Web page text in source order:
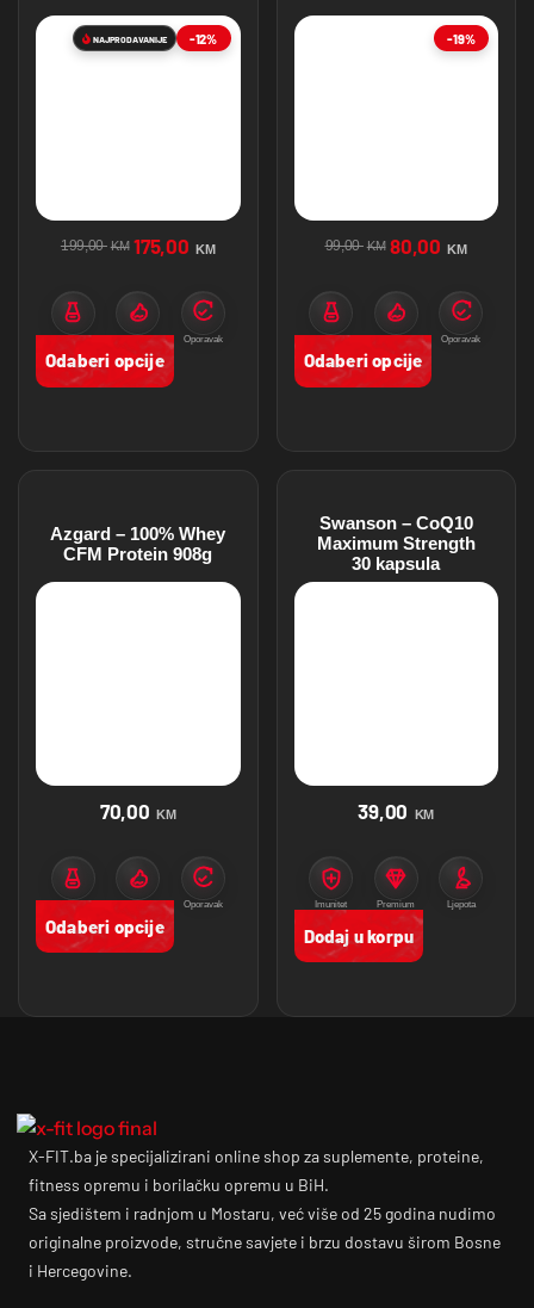
-12%
NAJPRODAVANIJE
199,00 KM 175,00 KM
Protein Mišićna masa Oporavak
Odaberi opcije
-19%
99,00 KM 80,00 KM
Protein Mišićna masa Oporavak
Odaberi opcije
Azgard – 100% Whey
CFM Protein 908g
70,00 KM
Protein Mišićna masa Oporavak
Odaberi opcije
Swanson – CoQ10
Maximum Strength
30 kapsula
39,00 KM
Imunitet
Premium
proizvodi
Ljepota
Dodaj u korpu
X-FIT.ba je specijalizirani online shop za suplemente, proteine,
fitness opremu i borilačku opremu u BiH.
Sa sjedištem i radnjom u Mostaru, već više od 25 godina nudimo
originalne proizvode, stručne savjete i brzu dostavu širom Bosne
i Hercegovine.